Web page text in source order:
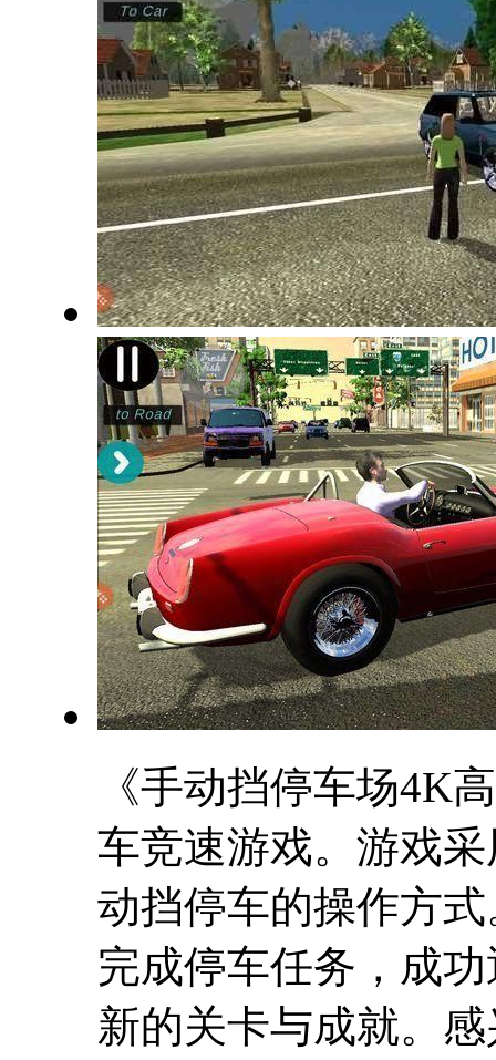
《手动挡停车场4K
车竞速游戏。游戏
动挡停车的操作方
完成停车任务，成
新的关卡与成就。